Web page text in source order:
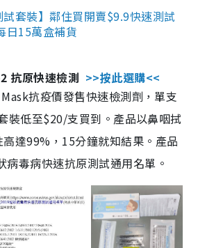
套裝】鄰住買開賣$9.9快速測試
日15萬盒補貨
抗原快速檢測 >>按此選購<<
抗疫價發售快速檢測劑，單支
裝低至$20/支買到。產品以鼻咽拭
達99%，15分鐘就知結果。產品
病毒病快速抗原測試通用名單。